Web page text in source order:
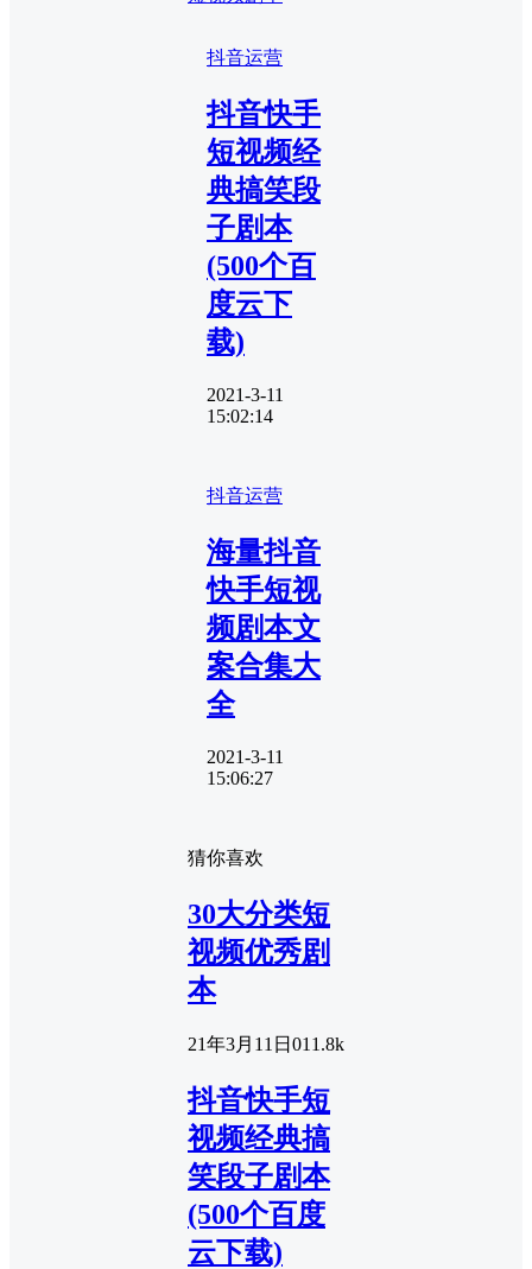
抖音运营
抖音快手
短视频经
典搞笑段
子剧本
(500个百
度云下
载)
2021-3-11
15:02:14
抖音运营
海量抖音
快手短视
频剧本文
案合集大
全
2021-3-11
15:06:27
猜你喜欢
30大分类短
视频优秀剧
本
21年3月11日 011.8k
抖音快手短
视频经典搞
笑段子剧本
(500个百度
云下载)